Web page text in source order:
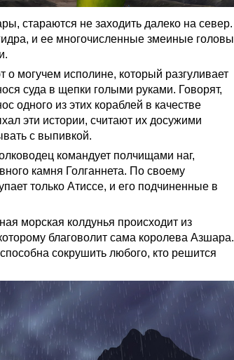
стараются не заходить далеко на север.
и ее многочисленные змеиные головы
о могучем исполине, который разгуливает
суда в щепки голыми руками. Говорят,
одного из этих кораблей в качестве
эти истории, считают их досужими
с выпивкой.
командует полчищами наг,
камня Голганнета. По своему
только Атиссе, и его подчиненные в
морская колдунья происходит из
благоволит сама королева Азшара.
сокрушить любого, кто решится